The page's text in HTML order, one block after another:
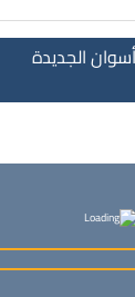
الجديدة